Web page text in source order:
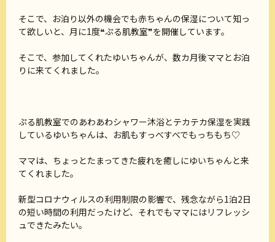
そこで、お泊り以外の機会でも赤ちゃんの保湿について知っ
て欲しいと、月に1度❝ぷる肌教室❞を開催しています。
そこで、参加してくれたゆいちゃんが、数カ月後ママとお泊
りに来てくれました。
ぷる肌教室でのあわあわシャワー沐浴とテカテカ保湿を実践
しているゆいちゃんは、お肌もすっべすべでもっちもち♡
ママは、ちょっとたまってきた疲れを癒しにゆいちゃんと来
てくれました。
新型コロナウィルスの利用制限の影響で、残念ながら1泊2日
の短い時間の利用だったけど、それでもママにはリフレッシ
ュできたみたい。